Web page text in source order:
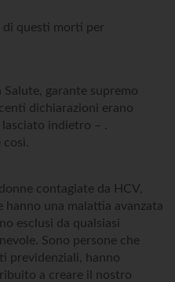
di questi morti per
garante supremo
dichiarazioni erano
indietro – .
così.
contagiate da HCV,
hanno una malattia avanzata
esclusi da qualsiasi
Sono persone che
previdenziali, hanno
a creare il nostro